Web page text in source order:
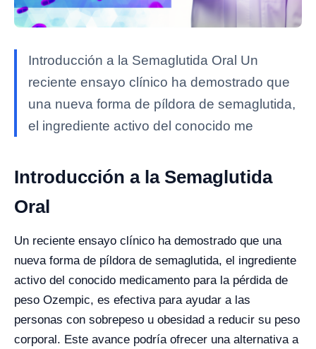
Introducción a la Semaglutida Oral Un
reciente ensayo clínico ha demostrado que
una nueva forma de píldora de semaglutida,
el ingrediente activo del conocido me
Introducción a la Semaglutida
Oral
Un reciente ensayo clínico ha demostrado que una
nueva forma de píldora de semaglutida, el ingrediente
activo del conocido medicamento para la pérdida de
peso Ozempic, es efectiva para ayudar a las
personas con sobrepeso u obesidad a reducir su peso
corporal. Este avance podría ofrecer una alternativa a